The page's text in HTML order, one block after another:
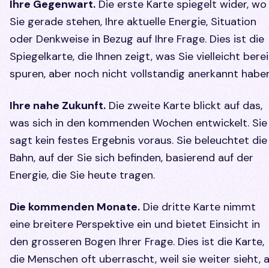
Ihre Gegenwart. Die erste Karte spiegelt wider, wo
Sie gerade stehen, Ihre aktuelle Energie, Situation
oder Denkweise in Bezug auf Ihre Frage. Dies ist die
Spiegelkarte, die Ihnen zeigt, was Sie vielleicht
spuren, aber noch nicht vollstandig anerkannt
Ihre nahe Zukunft. Die zweite Karte blickt auf das,
was sich in den kommenden Wochen entwickelt. Sie
sagt kein festes Ergebnis voraus. Sie beleuchtet die
Bahn, auf der Sie sich befinden, basierend auf der
Energie, die Sie heute tragen.
Die kommenden Monate. Die dritte Karte nimmt
eine breitere Perspektive ein und bietet Einsicht in
den grosseren Bogen Ihrer Frage. Dies ist die Karte,
die Menschen oft uberrascht, weil sie weiter sieht,